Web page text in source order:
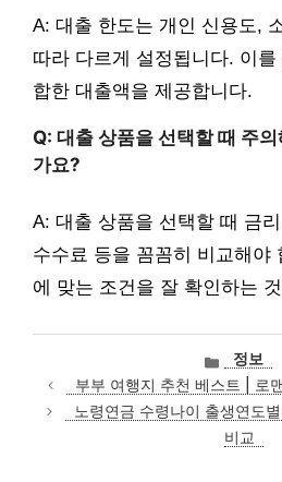
A: 대출 한도는 개인 신용도,
따라 다르게 설정됩니다. 이
합한 대출액을 제공합니다.
Q: 대출 상품을 선택할 때 주
가요?
A: 대출 상품을 선택할 때 금
수수료 등을 꼼꼼히 비교해야
에 맞는 조건을 잘 확인하는
카
테
고
리
정보
부부 여행지 추천 베스트 | 로
노령연금 수령나이 출생연도
비교